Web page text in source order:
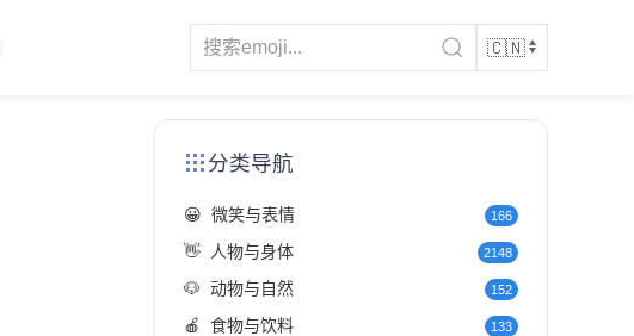
分类导航
😀 微笑与表情 166
👋 人物与身体 2148
🐶 动物与自然 152
🍎 食物与饮料 133